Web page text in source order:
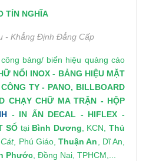
TÍN NGHĨA
- Khẳng Định Đẳng Cấp
bảng/ biển hiệu quảng cáo
NỔI INOX - BẢNG HIỆU MẶT
TY- PANO, BILLBOARD
CHẠY CHỮ MA TRẬN - HỘP
- IN ẤN DECAL - HIFLEX -
SỐ tại Bình Dương , KCN,Thủ
, Phú Giáo,Thuận An , Dĩ An,
Phước , Đồng Nai, TPHCM,...